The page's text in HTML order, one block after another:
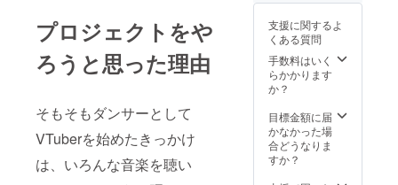
プロジェクトをや
ろうと思った理由
そもそもダンサーとして
VTuberを始めたきっかけ
は、いろんな音楽を聴い
支援に関するよ
くある質問
手数料はいく
らかかります
か？
目標金額に届
かなかった場
合どうなりま
すか？